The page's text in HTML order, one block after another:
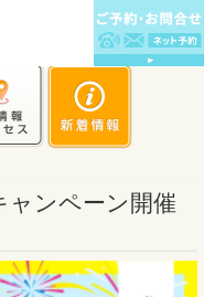
ャンペーン開催